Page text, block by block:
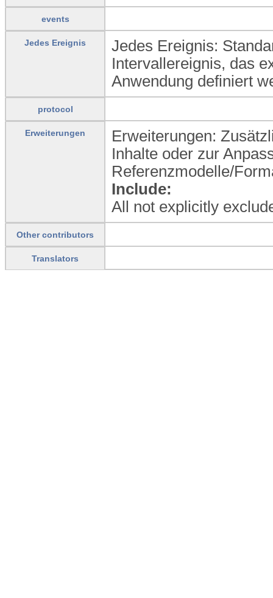
events
Jedes Ereignis
Jedes Ereignis:
Intervallereignis, das
Anwendung definiert
protocol
Erweiterungen
Erweiterungen:
Inhalte oder zur
Referenzmodelle/
Include:
All not explicitly
Other contributors
Translators